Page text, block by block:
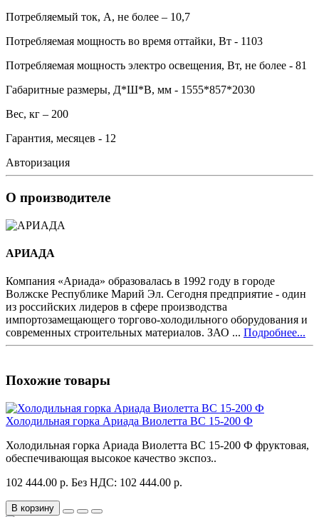
Потребляемый ток, А, не более – 10,7
Потребляемая мощность во время оттайки, Вт - 1103
Потребляемая мощность электро освещения, Вт, не более - 81
Габаритные размеры, Д*Ш*В, мм - 1555*857*2030
Вес, кг – 200
Гарантия, месяцев - 12
Авторизация
О производителе
АРИАДА
Компания «Ариада» образовалась в 1992 году в городе
Волжске Республике Марий Эл. Сегодня предприятие - один
из российских лидеров в сфере производства
импортозамещающего торгово-холодильного оборудования и
современных строительных материалов. ЗАО ... Подробнее...
Похожие товары
Холодильная горка Ариада Виолетта ВС 15-200 Ф
Холодильная горка Ариада Виолетта ВС 15-200 Ф фруктовая,
обеспечивающая высокое качество экспоз..
102 444.00 р. Без НДС: 102 444.00 р.
В корзину